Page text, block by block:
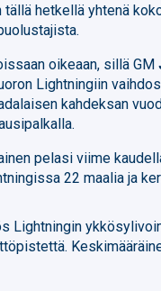
tällä hetkellä yhtenä
oikeaan, sillä GM
Lightningiin
kahdeksan
pelasi viime
22 maalia ja
Lightningin